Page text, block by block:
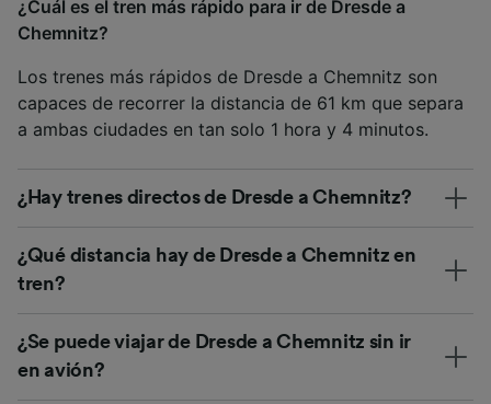
¿Cuál es el tren más rápido para ir de Dresde a
Chemnitz?
Los trenes más rápidos de Dresde a Chemnitz son
capaces de recorrer la distancia de 61 km que separa
a ambas ciudades en tan solo 1 hora y 4 minutos.
¿Hay trenes directos de Dresde a Chemnitz?
¿Qué distancia hay de Dresde a Chemnitz en
tren?
¿Se puede viajar de Dresde a Chemnitz sin ir
en avión?